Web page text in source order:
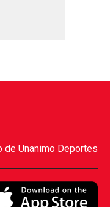
de Unanimo Deportes